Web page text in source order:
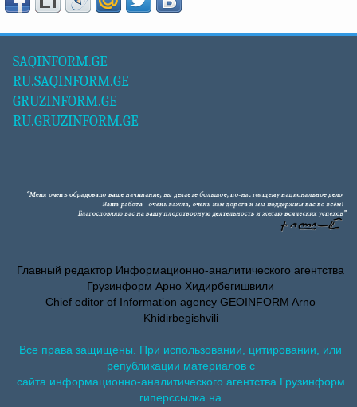
SAQINFORM.GE
RU.SAQINFORM.GE
GRUZINFORM.GE
RU.GRUZINFORM.GE
Главный редактор Информационно-аналитического агентства
Грузинформ Арно Хидирбегишвили
Chief editor of Information agency GEOINFORM Arno
Khidirbegishvili
Все права защищены. При использовании, цитировании, или
републикации материалов с
сайта информационно-аналитического агентства Грузинформ
гиперссылка на